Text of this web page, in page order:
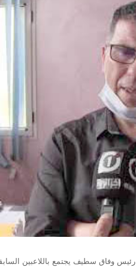
رئيس وفاق سطيف يجتمع باللاعبين